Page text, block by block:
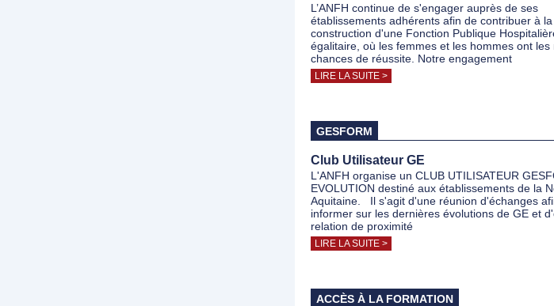
L’ANFH continue de s'engager auprès de ses
établissements adhérents afin de contribuer à la
construction d'une Fonction Publique
égalitaire, où les femmes et les hommes ont les
chances de réussite. Notre engagement
LIRE LA SUITE >
GESFORM
Club Utilisateur GE
L'ANFH organise un CLUB UTILISATEUR
EVOLUTION destiné aux établissements de la
Aquitaine. Il s'agit d'une réunion d'échanges
informer sur les dernières évolutions de GE et
relation de proximité
LIRE LA SUITE >
ACCÈS À LA FORMATION